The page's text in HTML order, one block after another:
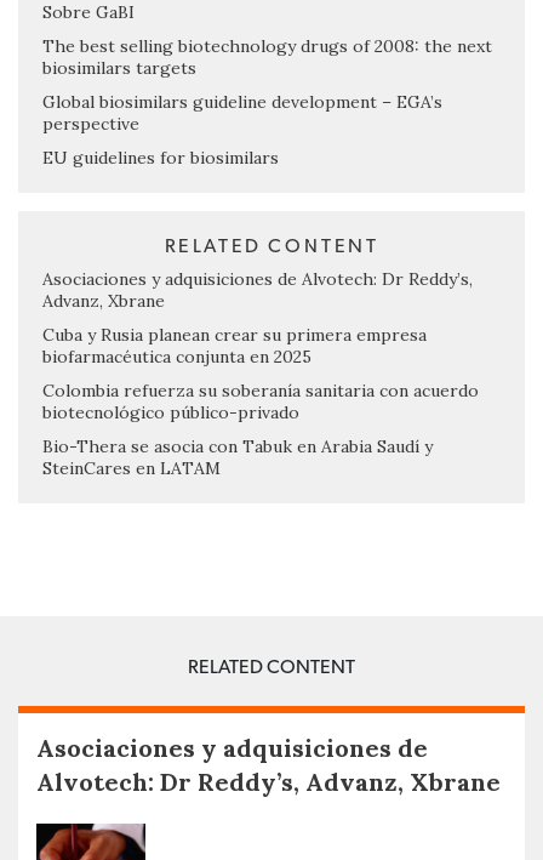
Sobre GaBI
The best selling biotechnology drugs of 2008: the next
biosimilars targets
Global biosimilars guideline development – EGA’s
perspective
EU guidelines for biosimilars
RELATED CONTENT
Asociaciones y adquisiciones de Alvotech: Dr Reddy’s,
Advanz, Xbrane
Cuba y Rusia planean crear su primera empresa
biofarmacéutica conjunta en 2025
Colombia refuerza su soberanía sanitaria con acuerdo
biotecnológico público-privado
Bio-Thera se asocia con Tabuk en Arabia Saudí y
SteinCares en LATAM
RELATED CONTENT
Asociaciones y adquisiciones de
Alvotech: Dr Reddy’s, Advanz, Xbrane